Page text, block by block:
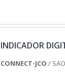
para painéis
com ótima
competentes e
empresa que
qualidade, o que
INDICADOR
CONNECT-JCO /